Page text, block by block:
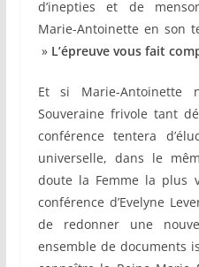
d’inepties et de
Marie-Antoinette en son
» L’épreuve vous fait
Et si Marie-Antoinette
Souveraine frivole tant
conférence tentera
universelle, dans le
doute la Femme la plus
conférence d’Evelyne
de redonner une
ensemble de documents